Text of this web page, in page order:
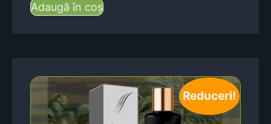
Adaugă în coș
Reduceri!